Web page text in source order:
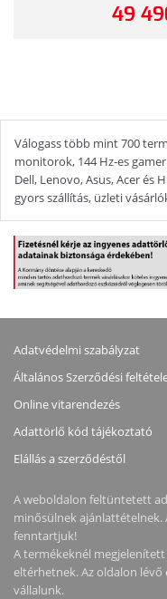
49
Válogass több mint 700
monitorok, 144 Hz-es
Dell, Lenovo, Asus, Acer és
gyors szállítás, üzleti
Adatvédelmi szabályzat
Általános Szerződési
Online vitarendezés
Adattörlő kód tájékoztató
Elállás a szerződéstől
A weboldalon feltüntetett
minősülnek ajánlattételnek.
fenntartjuk!
A termékeknél
eltérhetnek. Az oldalon
vállalunk.